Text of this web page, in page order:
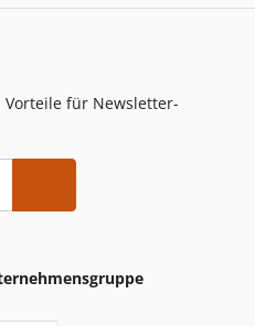
Vorteile für Newsletter-